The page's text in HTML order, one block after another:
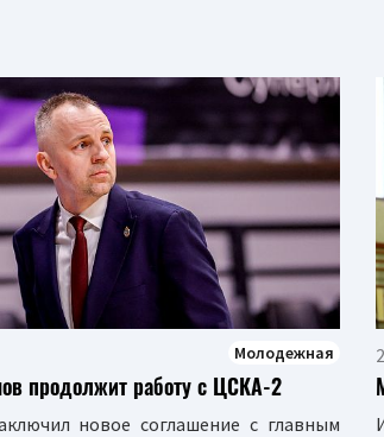
Молодежная
продолжит работу с ЦСКА-2
новое соглашение с главным